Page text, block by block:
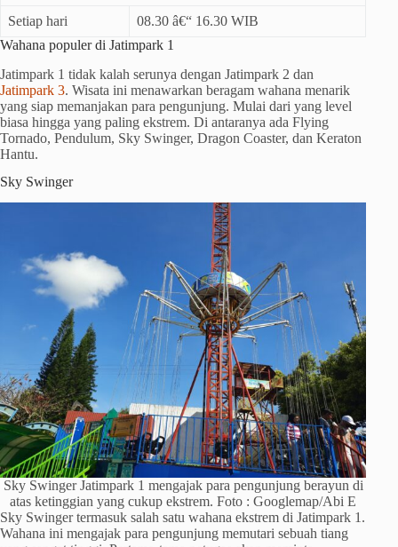
Setiap hari
08.30 â€“ 16.30 WIB
Wahana populer di Jatimpark 1
Jatimpark 1 tidak kalah serunya dengan Jatimpark 2 dan
Jatimpark 3. Wisata ini menawarkan beragam wahana menarik
yang siap memanjakan para pengunjung. Mulai dari yang level
biasa hingga yang paling ekstrem. Di antaranya ada Flying
Tornado, Pendulum, Sky Swinger, Dragon Coaster, dan Keraton
Hantu.
Sky Swinger
Sky Swinger Jatimpark 1 mengajak para pengunjung berayun di
atas ketinggian yang cukup ekstrem. Foto : Googlemap/Abi E
Sky Swinger termasuk salah satu wahana ekstrem di Jatimpark 1.
Wahana ini mengajak para pengunjung memutari sebuah tiang